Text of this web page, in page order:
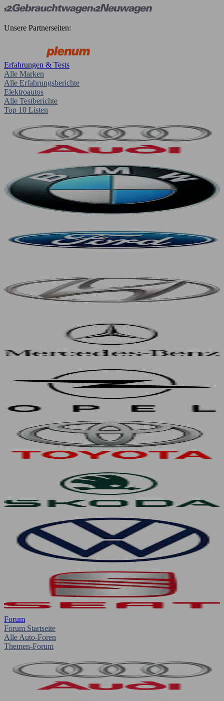
Unsere Partnerseiten:
Erfahrungen & Tests
Alle Marken
Alle Erfahrungsberichte
Elektroautos
Alle Testberichte
Top 10 Listen
Forum
Forum Startseite
Alle Auto-Foren
Themen-Forum